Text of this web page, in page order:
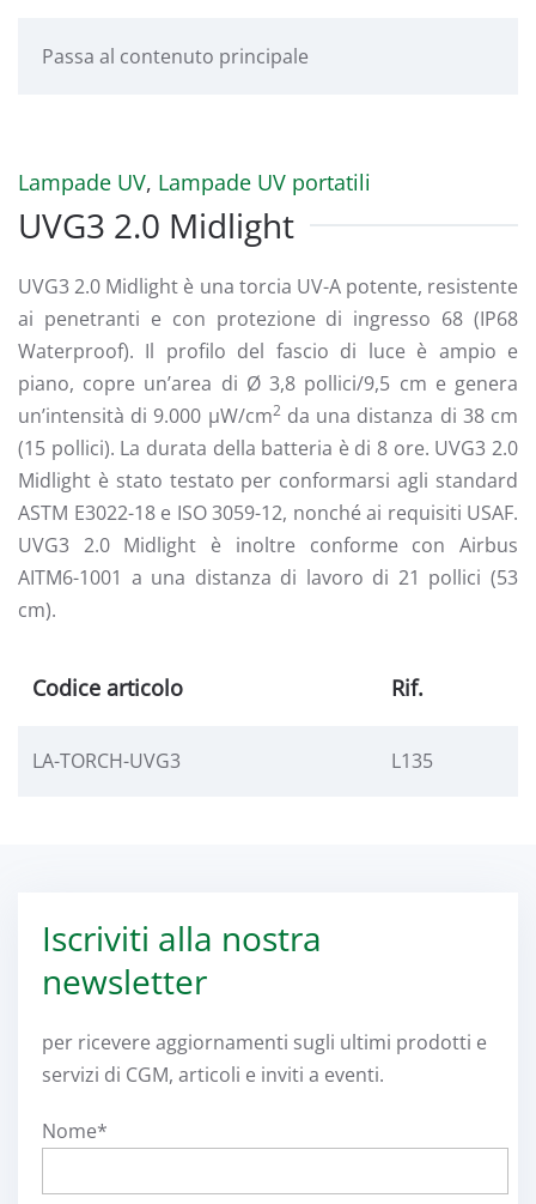
Passa al contenuto principale
Lampade UV, Lampade UV portatili
UVG3 2.0 Midlight
UVG3 2.0 Midlight è una torcia UV-A potente, resistente
ai penetranti e con protezione di ingresso 68 (IP68
Waterproof). Il profilo del fascio di luce è ampio e
piano, copre un’area di Ø 3,8 pollici/9,5 cm e genera
un’intensità di 9.000 µW/cm2da una distanza di 38 cm
(15 pollici). La durata della batteria è di 8 ore. UVG3 2.0
Midlight è stato testato per conformarsi agli standard
ASTM E3022-18 e ISO 3059-12, nonché ai requisiti USAF.
UVG3 2.0 Midlight è inoltre conforme con Airbus
AITM6-1001 a una distanza di lavoro di 21 pollici (53
cm).
Codice articolo Rif.
LA-TORCH-UVG3 L135
Iscriviti alla nostra
newsletter
per ricevere aggiornamenti sugli ultimi prodotti e
servizi di CGM, articoli e inviti a eventi.
Nome*